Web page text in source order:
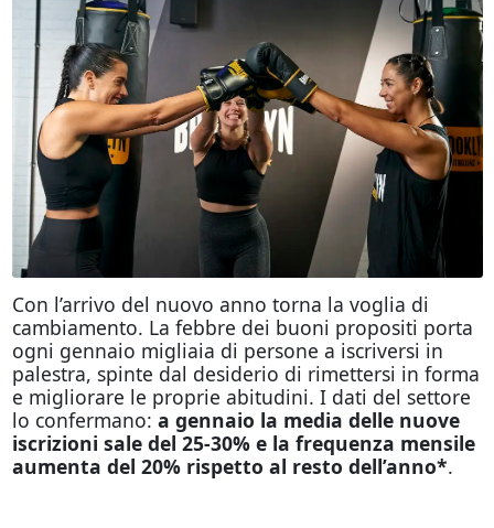
Con l’arrivo del nuovo anno torna la voglia di
cambiamento. La febbre dei buoni propositi porta
ogni gennaio migliaia di persone a iscriversi in
palestra, spinte dal desiderio di rimettersi in forma
e migliorare le proprie abitudini. I dati del settore
lo confermano: a gennaio la media delle nuove
iscrizioni sale del 25-30% e la frequenza mensile
aumenta del 20% rispetto al resto dell’anno*.